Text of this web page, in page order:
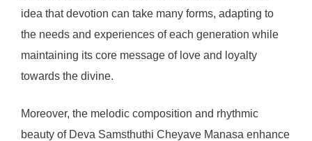
idea that devotion can take many forms, adapting to
the needs and experiences of each generation while
maintaining its core message of love and loyalty
towards the divine.
Moreover, the melodic composition and rhythmic
beauty of Deva Samsthuthi Cheyave Manasa enhance